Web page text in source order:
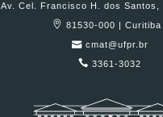
Av. Cel. Francisco H. dos Santos,
81530-000 | Curitiba
cmat@ufpr.br
3361-3032